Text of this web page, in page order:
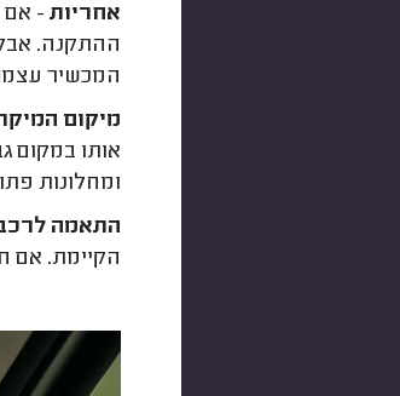
אחריות- אם
ההתקנה.
המכשיר
מיקום
אותו במקום
ומחלונות
התאמה
הקיימת. אם